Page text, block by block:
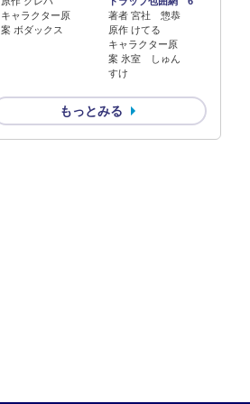
キャラクター原
案 ボダックス
著者 宮社 惣恭
原作 けてる
キャラクター原
案 氷室 しゅん
すけ
もっとみる